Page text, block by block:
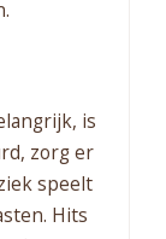
is
zorg er
speelt
Hits